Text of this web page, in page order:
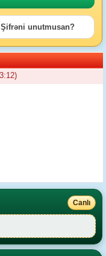
unutmusan?
Canlı